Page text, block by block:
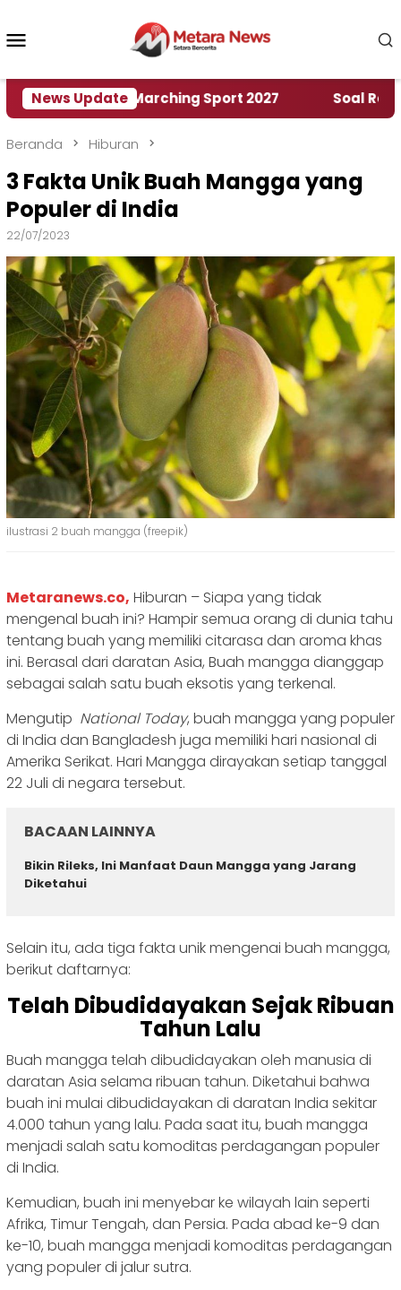
konten
News Update
World Marching Sport 2027 ‎Soal Rencana
Beranda Hiburan
3 Fakta Unik Buah Mangga yang
Populer di India
22/07/2023
ilustrasi 2 buah mangga (freepik)
Metaranews.co, Hiburan – Siapa yang tidak
mengenal buah ini? Hampir semua orang di dunia tahu
tentang buah yang memiliki citarasa dan aroma khas
ini. Berasal dari daratan Asia, Buah mangga dianggap
sebagai salah satu buah eksotis yang terkenal.
Mengutip National Today, buah mangga yang populer
di India dan Bangladesh juga memiliki hari nasional di
Amerika Serikat. Hari Mangga dirayakan setiap tanggal
22 Juli di negara tersebut.
BACAAN LAINNYA
Bikin Rileks, Ini Manfaat Daun Mangga yang Jarang
Diketahui
Selain itu, ada tiga fakta unik mengenai buah mangga,
berikut daftarnya:
Telah Dibudidayakan Sejak Ribuan
Tahun Lalu
Buah mangga telah dibudidayakan oleh manusia di
daratan Asia selama ribuan tahun. Diketahui bahwa
buah ini mulai dibudidayakan di daratan India sekitar
4.000 tahun yang lalu. Pada saat itu, buah mangga
menjadi salah satu komoditas perdagangan populer
di India.
Kemudian, buah ini menyebar ke wilayah lain seperti
Afrika, Timur Tengah, dan Persia. Pada abad ke-9 dan
ke-10, buah mangga menjadi komoditas perdagangan
yang populer di jalur sutra.